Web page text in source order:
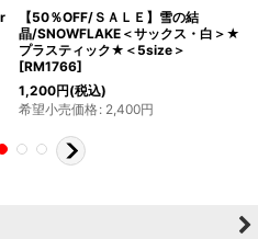
【50％OFF/ＳＡＬＥ】雪の結
晶/SNOWFLAKE＜サックス・白＞★
プラスティック★＜5size＞
[RM1766]
1,200円(税込)
希望小売価格: 2,400円